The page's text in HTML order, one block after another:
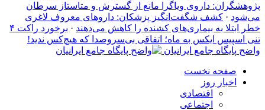
پژوهشگران: داروی ویاگرا مانع از گسترش و متاستاز سرطان
می‌شود · کشف شگفت‌انگیز پزشکان: داروهای معروف لاغری
خطر ابتلا به بیماری‌های کشنده را کاهش می‌دهند ·
برخورد راکت ۴
تنی اسپیس ایکس به ماه؛ اتفاقی بی‌سروصدا که هیچ‌کس ندید!
واضح پایگاه جامع ایرانیان
صفحه نخست
اخبار روز
اقتصادی
اجتماعی